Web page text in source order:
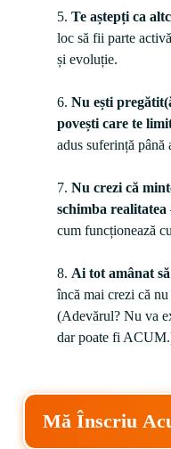
5. Te aștepți ca
loc să fii parte
și evoluție.
6. Nu ești
povești care te
adus suferință până
7. Nu crezi că
schimba realitatea
cum funcționează
8. Ai tot amânat
încă mai crezi că
(Adevărul? Nu va
dar poate fi
Mă Înscriu